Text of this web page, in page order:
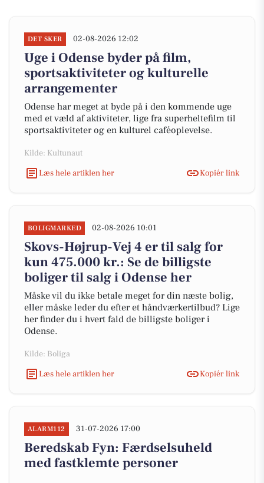
DET SKER 02-08-2026 12:02
Uge i Odense byder på film,
sportsaktiviteter og kulturelle
arrangementer
Odense har meget at byde på i den kommende uge
med et væld af aktiviteter, lige fra superheltefilm til
sportsaktiviteter og en kulturel caféoplevelse.
Kilde: Kultunaut
Læs hele artiklen her
Kopiér link
BOLIGMARKED 02-08-2026 10:01
Skovs-Højrup-Vej 4 er til salg for
kun 475.000 kr.: Se de billigste
boliger til salg i Odense her
Måske vil du ikke betale meget for din næste bolig,
eller måske leder du efter et håndværkertilbud? Lige
her finder du i hvert fald de billigste boliger i
Odense.
Kilde: Boliga
Læs hele artiklen her
Kopiér link
ALARM112 31-07-2026 17:00
Beredskab Fyn: Færdselsuheld
med fastklemte personer